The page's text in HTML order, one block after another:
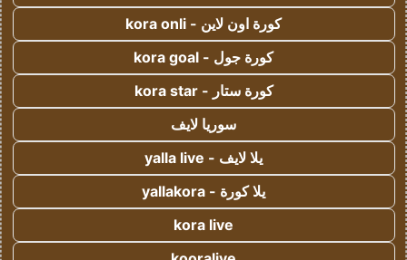
كورة اون لاين - kora onli
كورة جول - kora goal
كورة ستار - kora star
سوريا لايف
يلا لايف - yalla live
يلا كورة - yallakora
kora live